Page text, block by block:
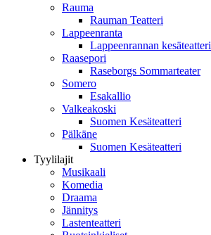
Rauma
Rauman Teatteri
Lappeenranta
Lappeenrannan kesäteatteri
Raasepori
Raseborgs Sommarteater
Somero
Esakallio
Valkeakoski
Suomen Kesäteatteri
Pälkäne
Suomen Kesäteatteri
Tyylilajit
Musikaali
Komedia
Draama
Jännitys
Lastenteatteri